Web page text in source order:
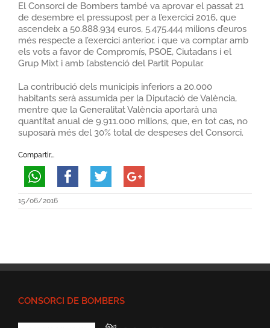
El Consorci de Bombers també va aprovar el passat 21
de desembre el pressupost per a l’exercici 2016, que
ascendeix a 50.888.934 euros, 5.475.444 milions d’euros
més respecte a l’exercici anterior, i que va comptar amb
els vots a favor de Compromís, PSOE, Ciutadans i el
Grup Mixt i amb l’abstenció del Partit Popular.
La contribució dels municipis inferiors a 20.000
habitants serà assumida per la Diputació de València,
mentre que la Generalitat València aportarà una
quantitat anual de 9.911.000 milions, que, en tot cas, no
suposarà més del 30% total de despeses del Consorci.
Compartir...
15/06/2016
CONSORCI DE BOMBERS